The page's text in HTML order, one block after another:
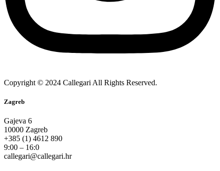
Copyright © 2024 Callegari All Rights Reserved.
Zagreb
Gajeva 6
10000 Zagreb
+385 (1) 4612 890
9:00 – 16:0
callegari@callegari.hr